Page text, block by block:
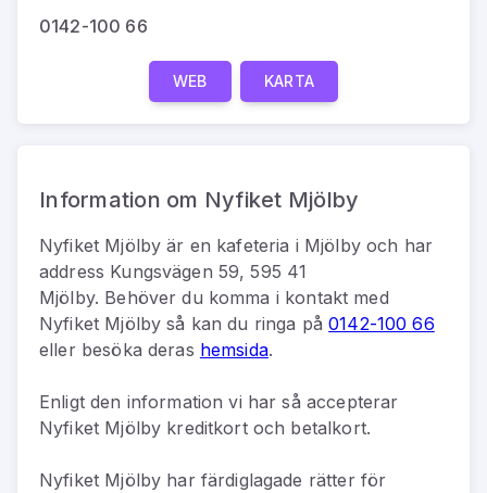
0142-100 66
WEB KARTA
Information om Nyfiket Mjölby
Nyfiket Mjölby är en kafeteria i Mjölbyoch har
address Kungsvägen 59, 595 41
Mjölby. Behöver du komma i kontakt med
Nyfiket Mjölby så kan du ringa på0142-100 66
eller besöka deras hemsida.
Enligt den information vi har så accepterar
Nyfiket Mjölby kreditkort och betalkort.
Nyfiket Mjölby har färdiglagade rätter för